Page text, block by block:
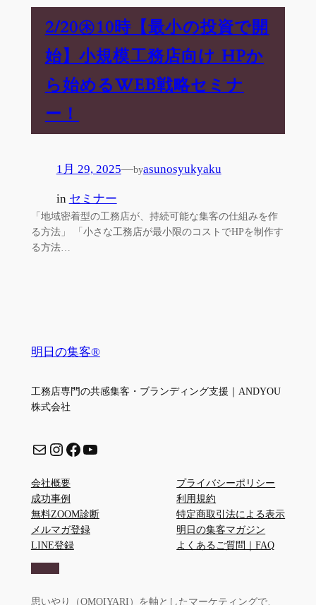
2/20㊍10時【最小の投資で開
始】小規模工務店向け HPか
ら始めるWEB戦略セミナ
ー！
1月 29, 2025—byasunosyukyaku
in セミナー
「地域密着型の工務店が、持続可能な集客の仕組みを作
る方法」 「小さな工務店が最小限のコストでHPを制作す
る方法…
明日の集客®
工務店専門の共感集客・ブランディング支援｜ANDYOU
株式会社
メール Instagram Facebook YouTube
会社概要
成功事例
無料ZOOM診断
メルマガ登録
LINE登録
プライバシーポリシー
利用規約
特定商取引法による表示
明日の集客マガジン
よくあるご質問｜FAQ
思いやり（OMOIYARI）を軸としたマーケティングで、